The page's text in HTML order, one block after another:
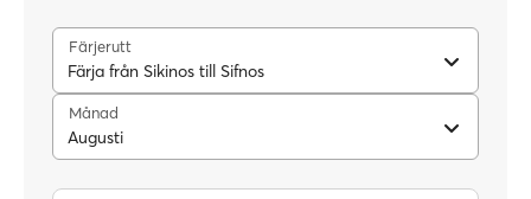
Färjerutt
Färja från Sikinos till Sifnos
Månad
Augusti